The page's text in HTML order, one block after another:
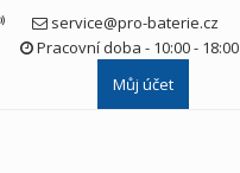
service@pro-baterie.cz
Pracovní doba - 10:00 - 18:00
Můj účet